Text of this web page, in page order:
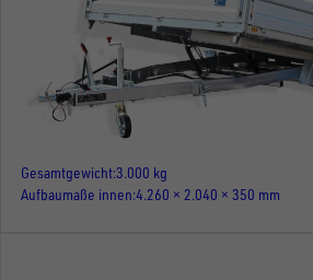
Gesamtgewicht3.000 kg
Aufbaumaße innen 4.260 × 2.040 × 350 mm